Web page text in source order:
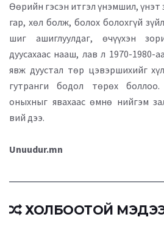
Өөрийн гэсэн итгэл үнэмшил, үнэт
гар, хөл болж, болох болохгүй
шиг ашиглуулдаг, өчүүхэн
дуусахаас нааш, лав л 1970-1980-
явж дуустал төр цэвэршихийг
гутранги бодол төрөх боллоо.
оныхныг явахаас өмнө нийгэм
вий дээ.
Unuudur.mn
ХОЛБООТОЙ